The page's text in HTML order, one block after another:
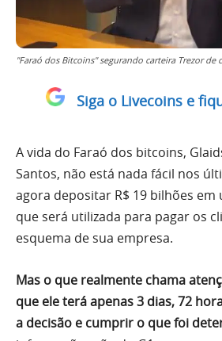
"Faraó dos Bitcoins" segurando carteira Trezor
Siga o Livecoins e
A vida do Faraó dos bitcoins,
Santos, não está nada fácil nos
agora depositar R$ 19 bilhões em
que será utilizada para pagar os
esquema de sua empresa.
Mas o que realmente chama
que ele terá apenas 3 dias, 72
a decisão e cumprir o que foi